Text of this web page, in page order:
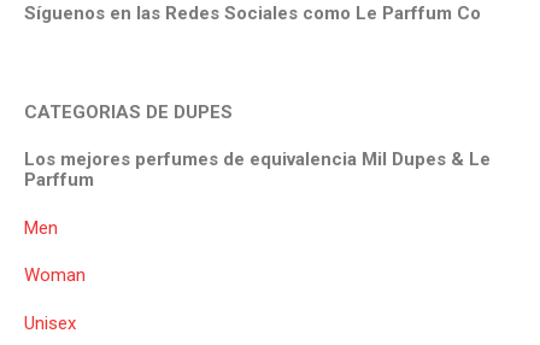
Síguenos en las Redes Sociales como Le Parffum Co
CATEGORIAS DE DUPES
Los mejores perfumes de equivalencia Mil Dupes & Le
Parffum
Men
Woman
Unisex